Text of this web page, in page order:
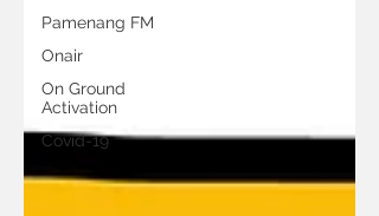
Pamenang FM
Onair
On Ground
Activation
Covid-19